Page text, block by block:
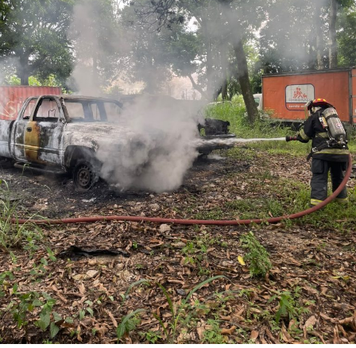
Los ahora sentenciados formaban parte de la Policía
Municipal de Coscomatepec durante la administración
del alcalde de Movimiento Ciudadano, Armando Reyes
Muñoz, y permanecerán recluidos en el Centro de
Reinserción Social de Mediana Seguridad de La Toma, en
Amatlán de los Reyes, donde cumplirán la condena.
Aunque durante el operativo fueron detenidos siete
policías municipales, la sentencia dada a conocer
corresponde únicamente a seis de ellos. Hasta el
momento, las autoridades no han informado la situación
jurídica del séptimo implicado.
El caso evidenció presuntas irregularidades dentro de la
corporación policiaca y motivó la intervención de
autoridades estatales y federales, en un contexto de
reforzamiento de las investigaciones contra servidores
públicos relacionados con actividades ilícitas en la